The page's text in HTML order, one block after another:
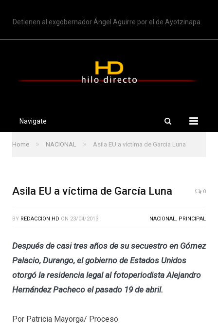
Detienen al exgobernador Ángel Aguirre por el de Ayotzinapa
Navigate
Home » NACIONAL » Asila EU a víctima de García Luna
Asila EU a víctima de García Luna 0
BY REDACCION HD ON 23/04/2013 NACIONAL, PRINCIPAL
Después de casi tres años de su secuestro en Gómez
Palacio, Durango, el gobierno de Estados Unidos
otorgó la residencia legal al fotoperiodista Alejandro
Hernández Pacheco el pasado 19 de abril.
Por Patricia Mayorga/ Proceso